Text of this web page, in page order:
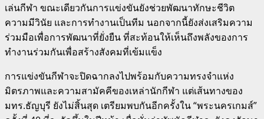
เล่นกีฬา ขณะเดียวกันการแข่งขันยังช่วยพัฒนาทักษะชีวิต
ความมีวินัย และการทำงานเป็นทีม นอกจากนี้ยังส่งเสริมความ
ร่วมมือเพื่อการพัฒนาที่ยั่งยืน ที่สะท้อนให้เห็นถึงพลังของการ
ทำงานร่วมกันเพื่อสร้างสังคมที่เข้มแข็ง
การแข่งขันกีฬาจะปิดฉากลงไปพร้อมกับความทรงจำแห่ง
มิตรภาพและความสามัคคีของเหล่านักกีฬา แต่เส้นทางของ
มทร.ธัญบุรี ยังไม่สิ้นสุด เตรียมพบกันอีกครั้งใน “พระนครเกมส์”